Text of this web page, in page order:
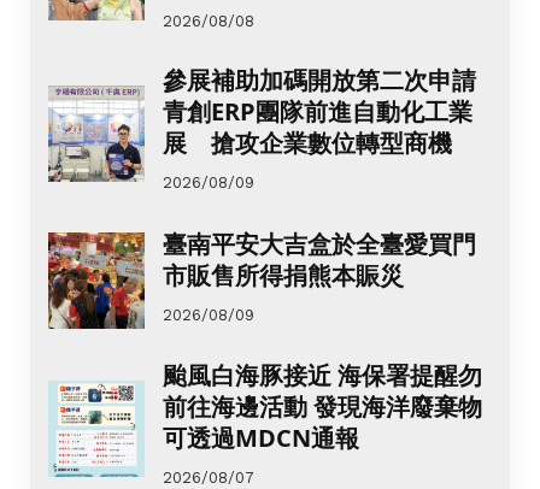
2026/08/08
參展補助加碼開放第二次申請
青創ERP團隊前進自動化工業
展 搶攻企業數位轉型商機
2026/08/09
臺南平安大吉盒於全臺愛買門
市販售所得捐熊本賑災
2026/08/09
颱風白海豚接近 海保署提醒勿
前往海邊活動 發現海洋廢棄物
可透過MDCN通報
2026/08/07